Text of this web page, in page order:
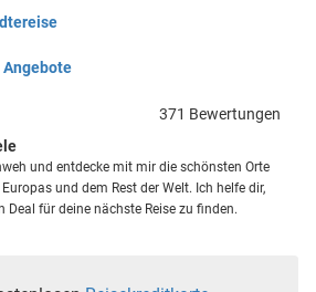
Angebote
371 Bewertungen
und entdecke mit mir die schönsten Orte
und dem Rest der Welt. Ich helfe dir,
Deal für deine nächste Reise zu finden.